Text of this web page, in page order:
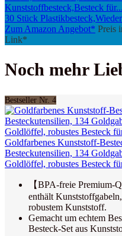
30 Stück
Zum Amazon Angebot* Preis
Link*
Noch mehr
Bestseller Nr. 4
Goldfarbenes Kunststoff-
Besteckutensilien, 134
Goldlöffel, robustes Besteck
【BPA-freie Premium-
enthält
robustem Kunststoff.
Gemacht um echtem
Besteck-Set aus